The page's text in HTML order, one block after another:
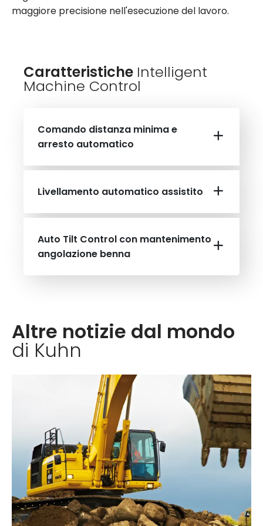
maggiore precisione nell'esecuzione del lavoro.
Caratteristiche Intelligent
Machine Control
Comando distanza minima e
arresto automatico
Livellamento automatico assistito
Auto Tilt Control con mantenimento
angolazione benna
Altre notizie dal mondo
di Kuhn